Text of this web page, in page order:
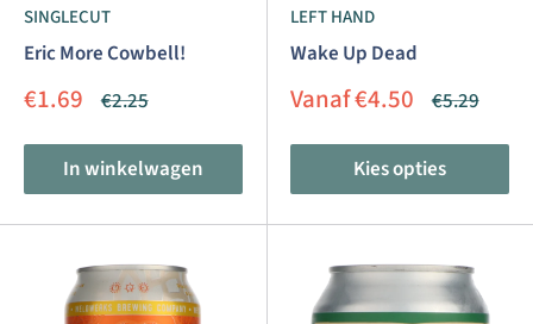
SINGLECUT
Eric More Cowbell!
Aanbiedingsprijs
€1.69 Normale
€2.25
In winkelwagen
LEFT HAND
Wake Up Dead
Aanbiedingsprijs
Vanaf €4.50 Normale
€5.29
Kies opties